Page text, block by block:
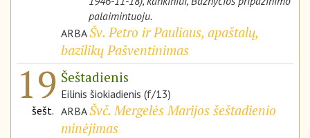
palaimintuoju.
ARBAŠv. Petro ir Pauliaus, apaštalų,
bazilikų Pašventinimas
19
šešt.
Šeštadienis
Eilinis šiokiadienis (f/13)
ARBAŠvč. Mergelės Marijos šeštadienio
minėjimas